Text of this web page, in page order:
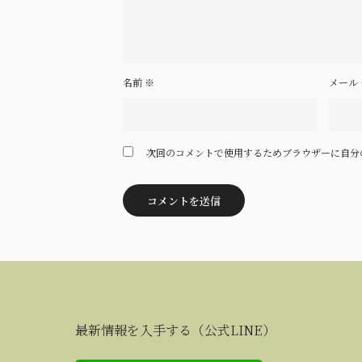
名前 ※ メール
次回のコメントで使用するためブラウザーに自
最新情報を入手する（公式LINE）